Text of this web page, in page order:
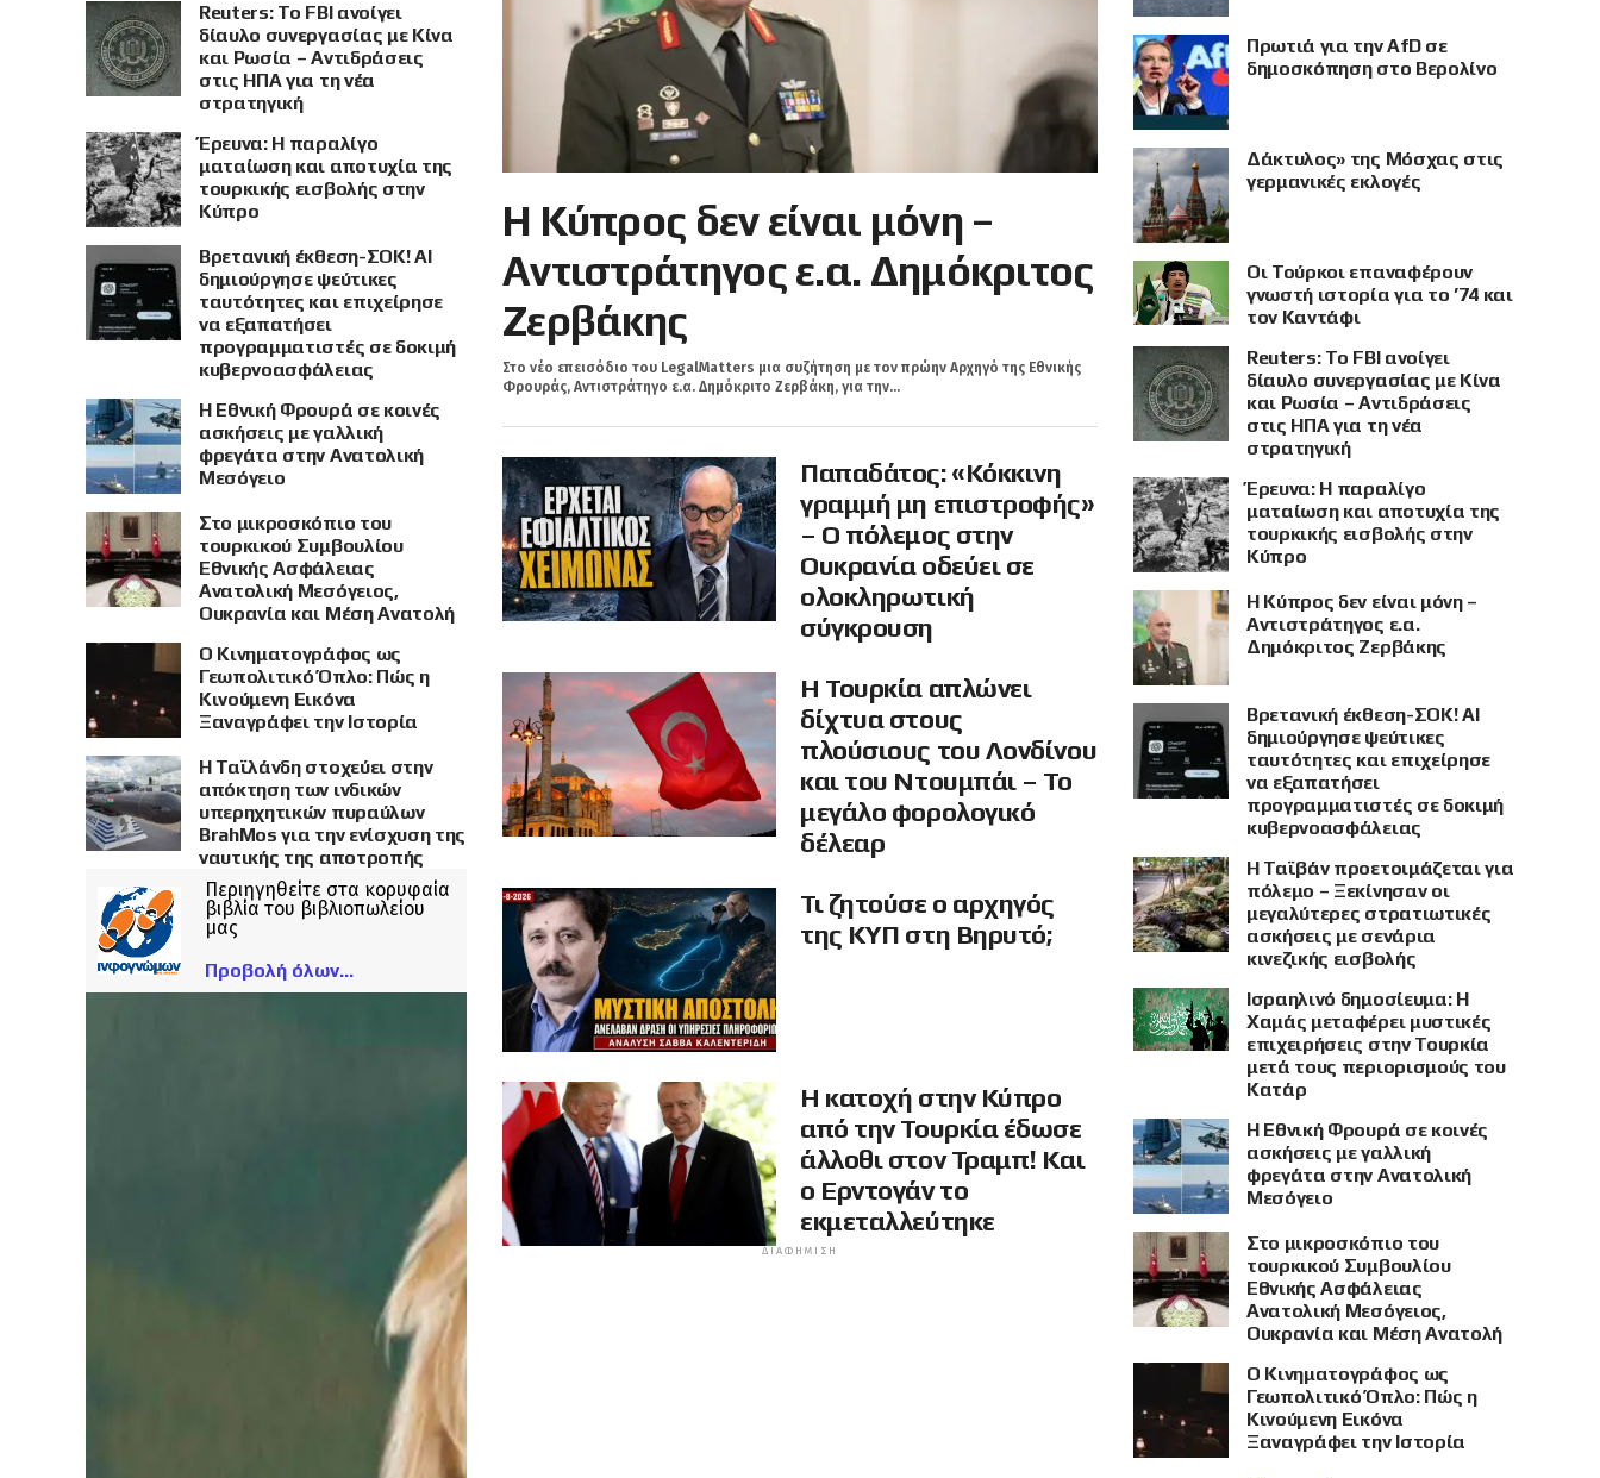
Η Κύπρος δεν είναι μόνη –
Αντιστράτηγος ε.α. Δημόκριτος
Ζερβάκης
Στο νέο επεισόδιο του LegalMatters μια συζήτηση με τον πρώην Αρχηγό της Εθνικής
Φρουράς, Αντιστράτηγο ε.α. Δημόκριτο Ζερβάκη, για την...
Παπαδάτος: «Κόκκινη
γραμμή μη επιστροφής»
– Ο πόλεμος στην
Ουκρανία οδεύει σε
ολοκληρωτική
σύγκρουση
Η Τουρκία απλώνει
δίχτυα στους
πλούσιους του Λονδίνου
και του Ντουμπάι – Το
μεγάλο φορολογικό
δέλεαρ
Τι ζητούσε ο αρχηγός
της ΚΥΠ στη Βηρυτό;
Η κατοχή στην Κύπρο
από την Τουρκία έδωσε
άλλοθι στον Τραμπ! Και
ο Ερντογάν το
εκμεταλλεύτηκε
ΔΙΑΦΉΜΙΣΗ
Reuters: Το FBI ανοίγει
δίαυλο συνεργασίας με Κίνα
και Ρωσία – Αντιδράσεις
στις ΗΠΑ για τη νέα
στρατηγική
Έρευνα: Η παραλίγο
ματαίωση και αποτυχία της
τουρκικής εισβολής στην
Κύπρο
Βρετανική έκθεση-ΣΟΚ! AI
δημιούργησε ψεύτικες
ταυτότητες και επιχείρησε
να εξαπατήσει
προγραμματιστές σε δοκιμή
κυβερνοασφάλειας
Η Εθνική Φρουρά σε κοινές
ασκήσεις με γαλλική
φρεγάτα στην Ανατολική
Μεσόγειο
Στο μικροσκόπιο του
τουρκικού Συμβουλίου
Εθνικής Ασφάλειας
Ανατολική Μεσόγειος,
Ουκρανία και Μέση Ανατολή
Ο Κινηματογράφος ως
Γεωπολιτικό Όπλο: Πώς η
Κινούμενη Εικόνα
Ξαναγράφει την Ιστορία
Η Ταϊλάνδη στοχεύει στην
απόκτηση των ινδικών
υπερηχητικών πυραύλων
BrahMos για την ενίσχυση της
ναυτικής της αποτροπής
Περιηγηθείτε στα κορυφαία
βιβλία του βιβλιοπωλείου
μας
Προβολή όλων
Πρωτιά για την AfD σε
δημοσκόπηση στο Βερολίνο
Δάκτυλος» της Μόσχας στις
γερμανικές εκλογές
Οι Τούρκοι επαναφέρουν
γνωστή ιστορία για το ’74 και
τον Καντάφι
Reuters: Το FBI ανοίγει
δίαυλο συνεργασίας με Κίνα
και Ρωσία – Αντιδράσεις
στις ΗΠΑ για τη νέα
στρατηγική
Έρευνα: Η παραλίγο
ματαίωση και αποτυχία της
τουρκικής εισβολής στην
Κύπρο
Η Κύπρος δεν είναι μόνη –
Αντιστράτηγος ε.α.
Δημόκριτος Ζερβάκης
Βρετανική έκθεση-ΣΟΚ! AI
δημιούργησε ψεύτικες
ταυτότητες και επιχείρησε
να εξαπατήσει
προγραμματιστές σε δοκιμή
κυβερνοασφάλειας
Η Ταϊβάν προετοιμάζεται για
πόλεμο – Ξεκίνησαν οι
μεγαλύτερες στρατιωτικές
ασκήσεις με σενάρια
κινεζικής εισβολής
Ισραηλινό δημοσίευμα: Η
Χαμάς μεταφέρει μυστικές
επιχειρήσεις στην Τουρκία
μετά τους περιορισμούς του
Κατάρ
Η Εθνική Φρουρά σε κοινές
ασκήσεις με γαλλική
φρεγάτα στην Ανατολική
Μεσόγειο
Στο μικροσκόπιο του
τουρκικού Συμβουλίου
Εθνικής Ασφάλειας
Ανατολική Μεσόγειος,
Ουκρανία και Μέση Ανατολή
Ο Κινηματογράφος ως
Γεωπολιτικό Όπλο: Πώς η
Κινούμενη Εικόνα
Ξαναγράφει την Ιστορία